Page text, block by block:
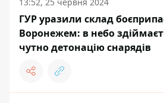
13:52, 25 червня 2024
ГУР уразили склад
Воронежем: в небо
чутно детонацію снарядів